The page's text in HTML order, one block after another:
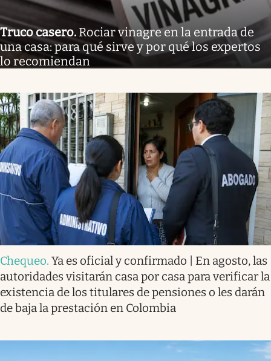
Truco casero. Rociar vinagre en la entrada de
una casa: para qué sirve y por qué los expertos
lo recomiendan
Chequeo. Ya es oficial y confirmado | En agosto, las
autoridades visitarán casa por casa para verificar la
existencia de los titulares de pensiones o les darán
de baja la prestación en Colombia